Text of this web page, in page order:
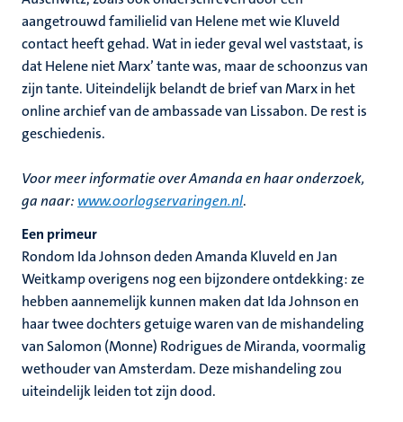
aangetrouwd familielid van Helene met wie Kluveld
contact heeft gehad. Wat in ieder geval wel vaststaat, is
dat Helene niet Marx’ tante was, maar de schoonzus van
zijn tante. Uiteindelijk belandt de brief van Marx in het
online archief van de ambassade van Lissabon. De rest is
geschiedenis.
Voor meer informatie over Amanda en haar onderzoek,
ga naar: www.oorlogservaringen.nl.
Een primeur
Rondom Ida Johnson deden Amanda Kluveld en Jan
Weitkamp overigens nog een bijzondere ontdekking: ze
hebben aannemelijk kunnen maken dat Ida Johnson en
haar twee dochters getuige waren van de mishandeling
van Salomon (Monne) Rodrigues de Miranda, voormalig
wethouder van Amsterdam. Deze mishandeling zou
uiteindelijk leiden tot zijn dood.